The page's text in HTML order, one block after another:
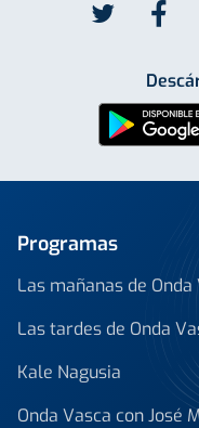
Programas
Las mañanas de Onda
Las tardes de Onda
Kale Nagusia
Onda Vasca con José